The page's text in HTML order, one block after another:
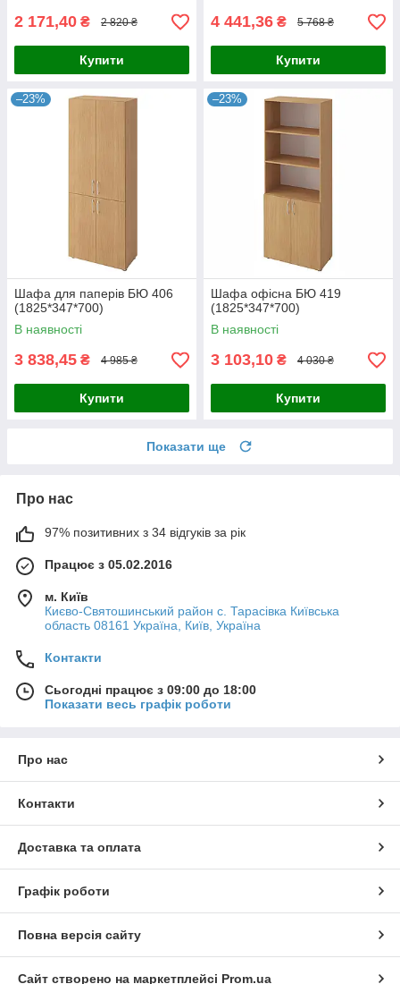
2 171,40 ₴ 2 820 ₴
Купити
4 441,36 ₴ 5 768 ₴
Купити
–23%
Шафа для паперів БЮ 406
(1825*347*700)
В наявності
3 838,45 ₴ 4 985 ₴
Купити
–23%
Шафа офісна БЮ 419
(1825*347*700)
В наявності
3 103,10 ₴ 4 030 ₴
Купити
Показати ще
Про нас
97% позитивних з 34 відгуків за рік
Працює з 05.02.2016
м. Київ
Києво-Святошинський район с. Тарасівка Київська
область 08161 Україна, Київ, Україна
Контакти
Сьогодні працює з 09:00 до 18:00
Показати весь графік роботи
Про нас
Контакти
Доставка та оплата
Графік роботи
Повна версія сайту
Сайт створено на маркетплейсі Prom.ua